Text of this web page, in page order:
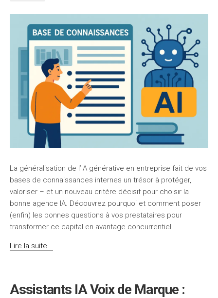
La généralisation de l’IA générative en entreprise fait de vos
bases de connaissances internes un trésor à protéger,
valoriser – et un nouveau critère décisif pour choisir la
bonne agence IA. Découvrez pourquoi et comment poser
(enfin) les bonnes questions à vos prestataires pour
transformer ce capital en avantage concurrentiel.
Lire la suite...
Assistants IA Voix de Marque :